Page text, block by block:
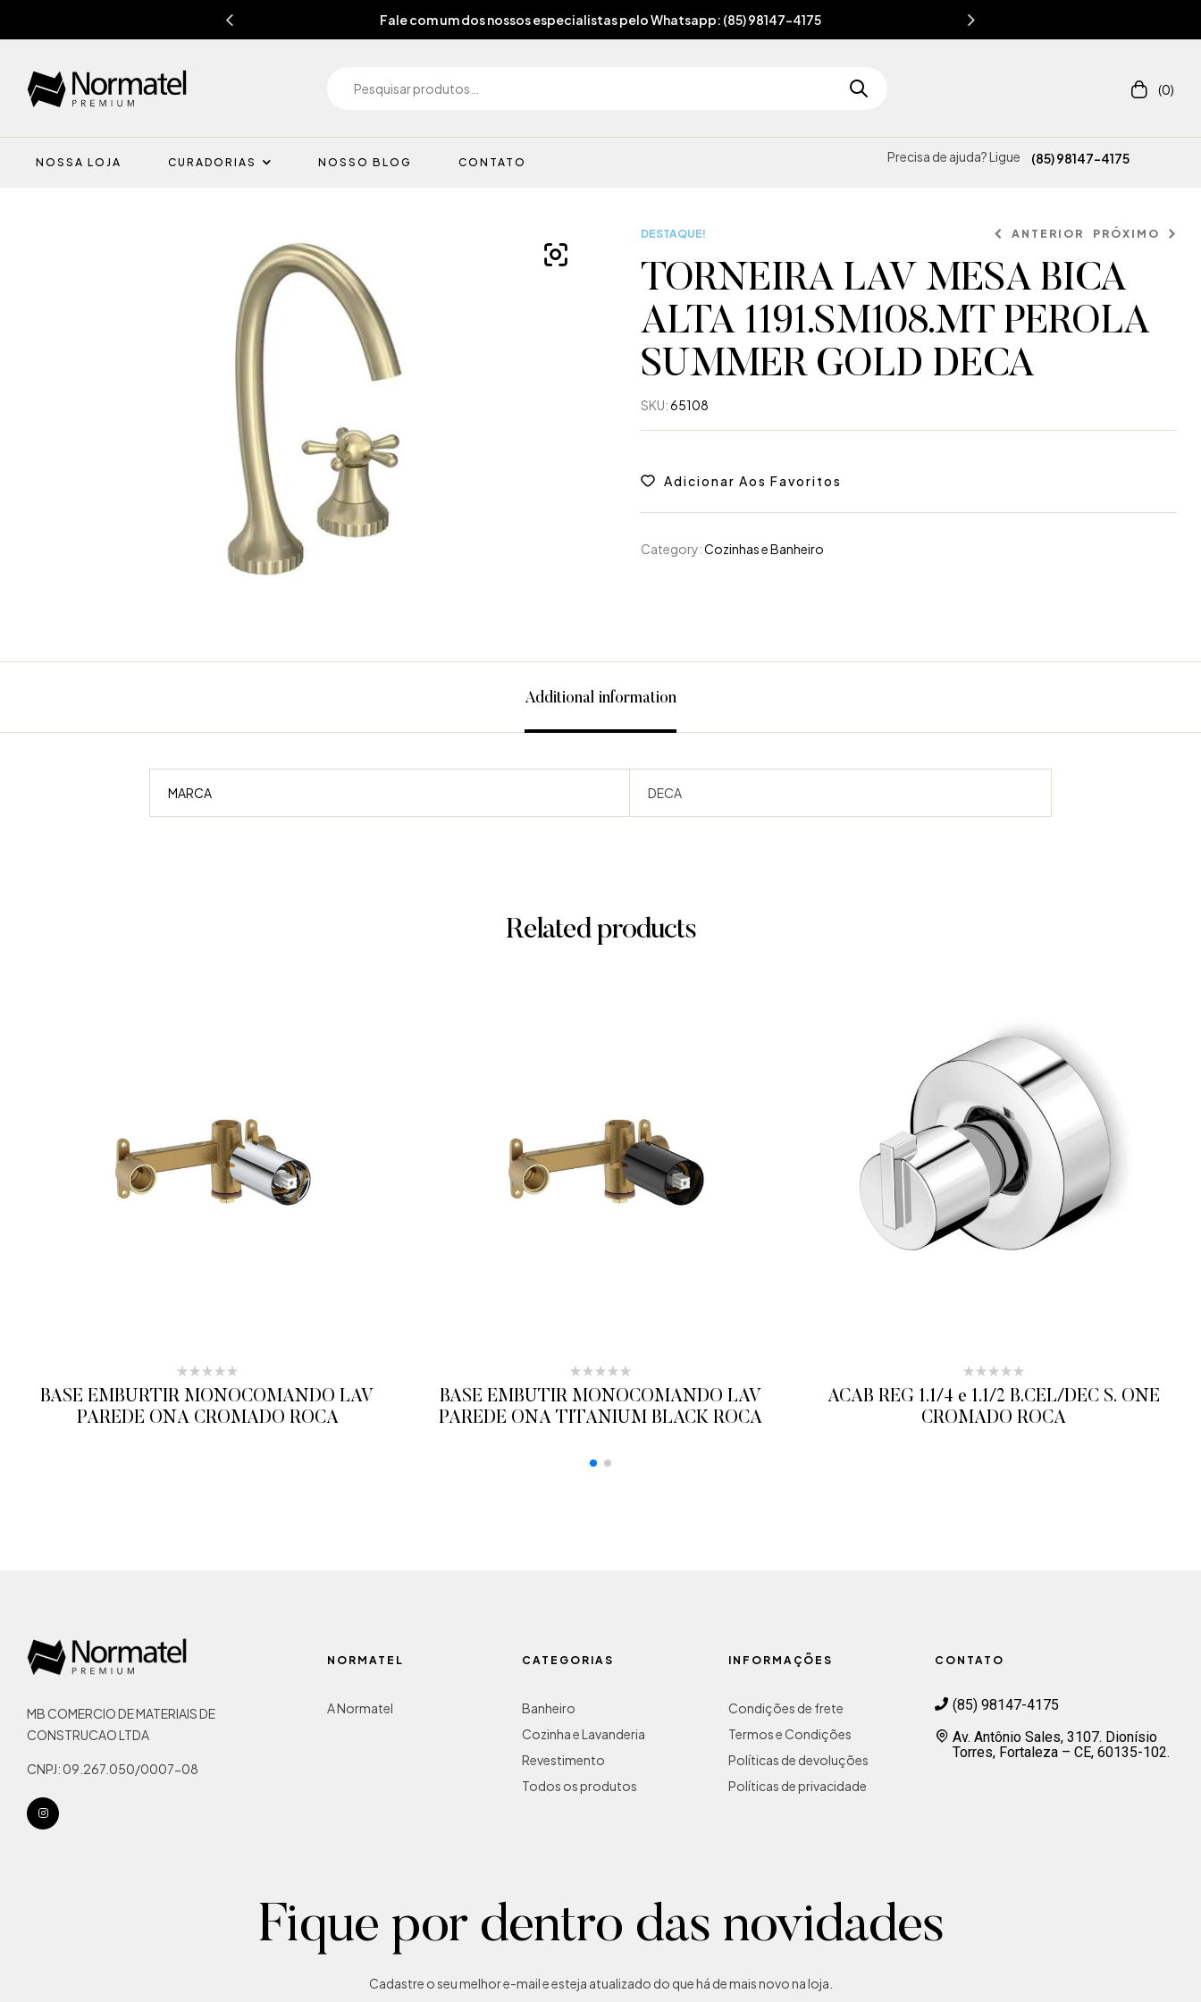
Fale com um dos nossos especialistas pelo Whatsapp: (85) 98147-4175
(0)
NOSSA LOJA CURADORIAS NOSSO BLOG CONTATO Precisa de ajuda? Ligue (85) 98147-4175
DESTAQUE! ANTERIOR PRÓXIMO
TORNEIRA LAV MESA BICA
ALTA 1191.SM108.MT PEROLA
SUMMER GOLD DECA
SKU:65108
Adicionar Aos Favoritos
Category:Cozinhas e Banheiro
Additional information
MARCA DECA
Related products
BASE EMBURTIR MONOCOMANDO LAV
PAREDE ONA CROMADO ROCA
BASE EMBUTIR MONOCOMANDO LAV
PAREDE ONA TITANIUM BLACK ROCA
ACAB REG 1.1/4 e 1.1/2 B.CEL/DEC S. ONE
CROMADO ROCA
MB COMERCIO DE MATERIAIS DE
CONSTRUCAO LTDA
CNPJ: 09.267.050/0007-08
NORMATEL
A Normatel
CATEGORIAS
Banheiro
Cozinha e Lavanderia
Revestimento
Todos os produtos
INFORMAÇÕES
Condições de frete
Termos e Condições
Políticas de devoluções
Políticas de privacidade
CONTATO
(85) 98147-4175
Av. Antônio Sales, 3107. Dionísio
Torres, Fortaleza – CE, 60135-102.
Fique por dentro das novidades
Cadastre o seu melhor e-mail e esteja atualizado do que há de mais novo na loja.